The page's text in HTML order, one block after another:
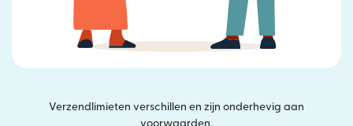
Verzendlimieten verschillen en zijn onderhevig aan
voorwaarden.